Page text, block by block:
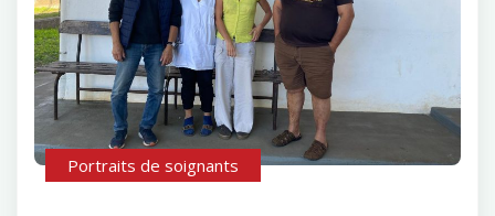
Portraits de soignants